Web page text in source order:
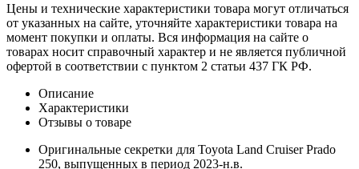
Цены и технические характеристики товара могут отличаться
от указанных на сайте, уточняйте характеристики товара на
момент покупки и оплаты. Вся информация на сайте о
товарах носит справочный характер и не является публичной
офертой в соответствии с пунктом 2 статьи 437 ГК РФ.
Описание
Характеристики
Отзывы о товаре
Оригинальные секретки для Toyota Land Cruiser Prado
250, выпущенных в период 2023-н.в.